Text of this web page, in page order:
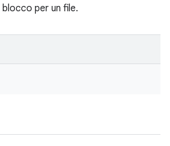
per un file.